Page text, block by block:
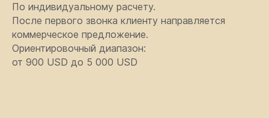
По индивидуальному расчету.
После первого звонка клиенту направляется
коммерческое предложение.
Ориентировочный диапазон:
от 900 USD до 5 000 USD
Гид
Статьи
Туры
Джип туры в
самом центре
Центральной Азии